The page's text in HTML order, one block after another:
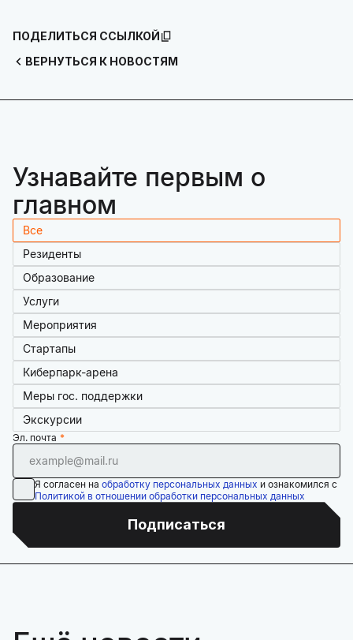
ВЕРНУТЬСЯ К НОВОСТЯМ
ПОДЕЛИТЬСЯ ССЫЛКОЙ
Узнавайте первым о
главном
Все
Резиденты
Образование
Услуги
Мероприятия
Стартапы
Киберпарк-арена
Меры гос. поддержки
Экскурсии
Эл. почта
Я согласен на обработку персональных данных и ознакомился с
Политикой в отношении обработки персональных данных
Подписаться